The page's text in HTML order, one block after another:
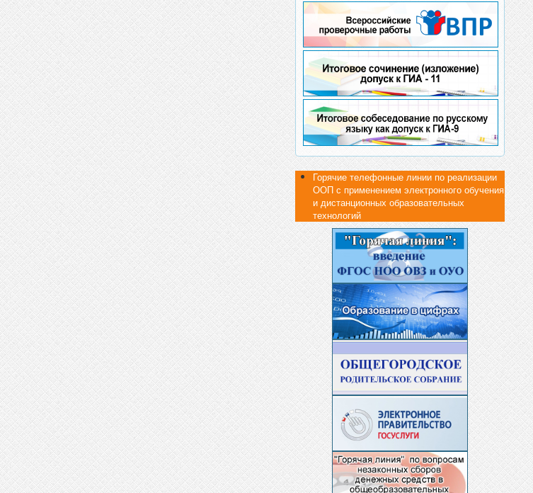
Горячие телефонные линии по реализации
ООП с применением электронного обучения
и дистанционных образовательных
технологий